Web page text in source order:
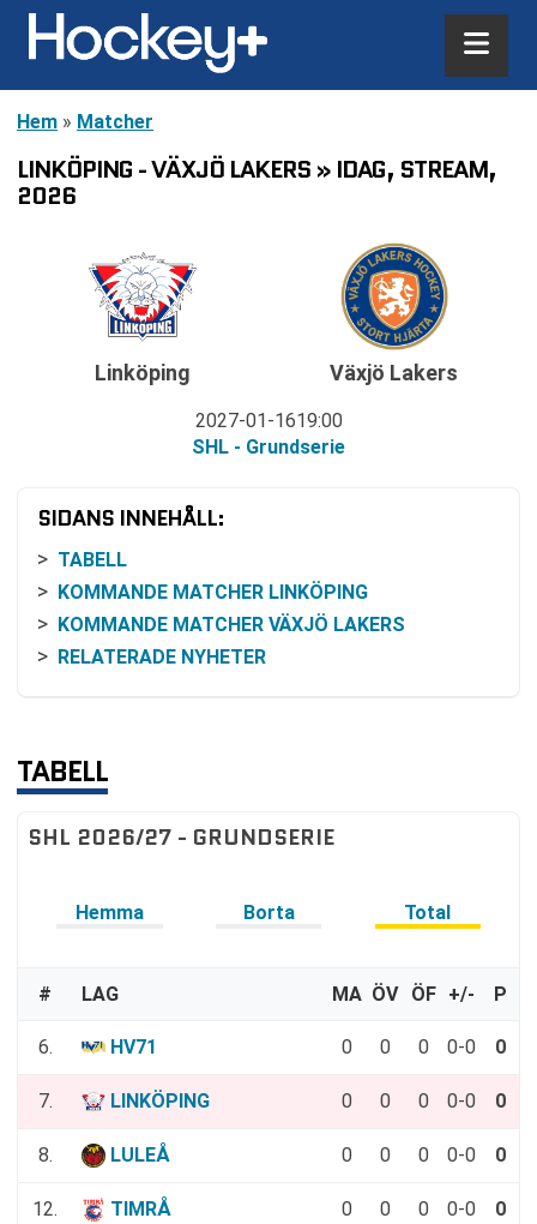
Hem » Matcher
LINKÖPING - VÄXJÖ LAKERS » IDAG, STREAM,
2026
Linköping
2027-01-1619:00
SHL - Grundserie
Växjö Lakers
SIDANS INNEHÅLL:
TABELL
KOMMANDE MATCHER LINKÖPING
KOMMANDE MATCHER VÄXJÖ LAKERS
RELATERADE NYHETER
TABELL
SHL 2026/27 - GRUNDSERIE
Hemma Borta Total
# LAG MA ÖV ÖF +/- P
6. HV71 0 0 0 0-0 0
7. LINKÖPING 0 0 0 0-0 0
8. LULEÅ 0 0 0 0-0 0
12. TIMRÅ 0 0 0 0-0 0